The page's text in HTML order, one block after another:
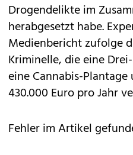
Drogendelikte im
herabgesetzt habe.
Medienbericht zufolge
Kriminelle, die eine
eine Cannabis-
430.000 Euro pro Jahr
Fehler im Artikel